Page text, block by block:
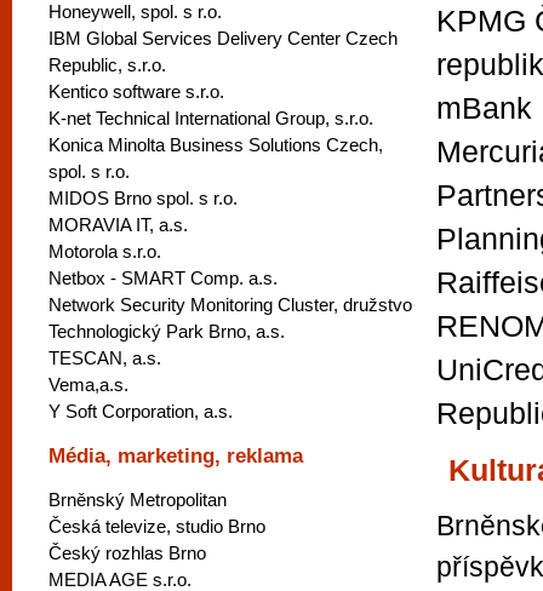
Honeywell, spol. s r.o.
IBM Global Services Delivery Center Czech
Republic, s.r.o.
Kentico software s.r.o.
K-net Technical International Group, s.r.o.
Konica Minolta Business Solutions Czech,
spol. s r.o.
MIDOS Brno spol. s r.o.
MORAVIA IT, a.s.
Motorola s.r.o.
Netbox - SMART Comp. a.s.
Network Security Monitoring Cluster, družstvo
Technologický Park Brno, a.s.
TESCAN, a.s.
Vema,a.s.
Y Soft Corporation, a.s.
Média, marketing, reklama
Brněnský Metropolitan
Česká televize, studio Brno
Český rozhlas Brno
MEDIA AGE s.r.o.
KPMG
mBank